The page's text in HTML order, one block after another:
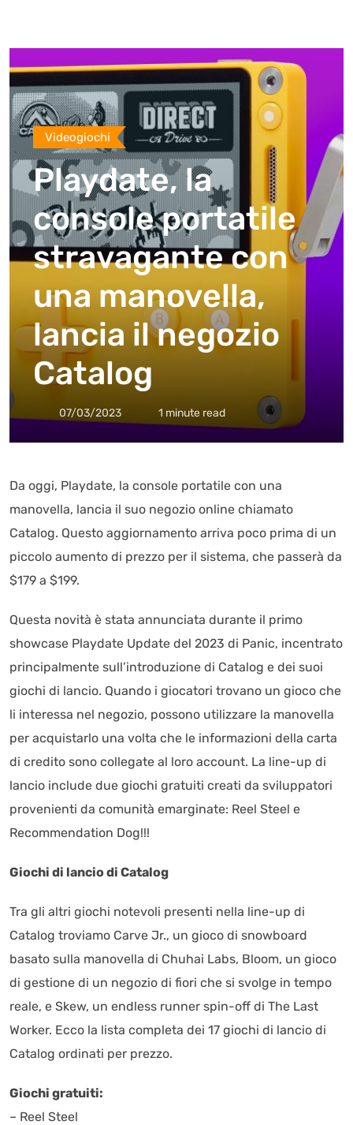
Videogiochi
Playdate, la
console portatile
stravagante con
una manovella,
lancia il negozio
Catalog
07/03/2023 1 minute read
Da oggi, Playdate, la console portatile con una
manovella, lancia il suo negozio online chiamato
Catalog. Questo aggiornamento arriva poco prima di un
piccolo aumento di prezzo per il sistema, che passerà da
$179 a $199.
Questa novità è stata annunciata durante il primo
showcase Playdate Update del 2023 di Panic, incentrato
principalmente sull’introduzione di Catalog e dei suoi
giochi di lancio. Quando i giocatori trovano un gioco che
li interessa nel negozio, possono utilizzare la manovella
per acquistarlo una volta che le informazioni della carta
di credito sono collegate al loro account. La line-up di
lancio include due giochi gratuiti creati da sviluppatori
provenienti da comunità emarginate: Reel Steel e
Recommendation Dog!!!
Giochi di lancio di Catalog
Tra gli altri giochi notevoli presenti nella line-up di
Catalog troviamo Carve Jr., un gioco di snowboard
basato sulla manovella di Chuhai Labs, Bloom, un gioco
di gestione di un negozio di fiori che si svolge in tempo
reale, e Skew, un endless runner spin-off di The Last
Worker. Ecco la lista completa dei 17 giochi di lancio di
Catalog ordinati per prezzo.
Giochi gratuiti:
– Reel Steel